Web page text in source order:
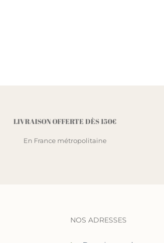
LIVRAISON OFFERTE DÈS 150€
En France métropolitaine
NOS ADRESSES